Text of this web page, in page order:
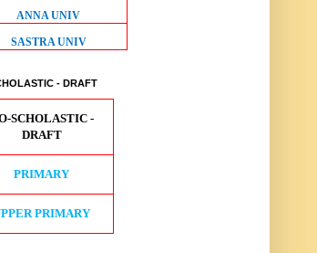
ANNA UNIV
SASTRA UNIV
- DRAFT
SCHOLASTIC -
DRAFT
PRIMARY
PRIMARY